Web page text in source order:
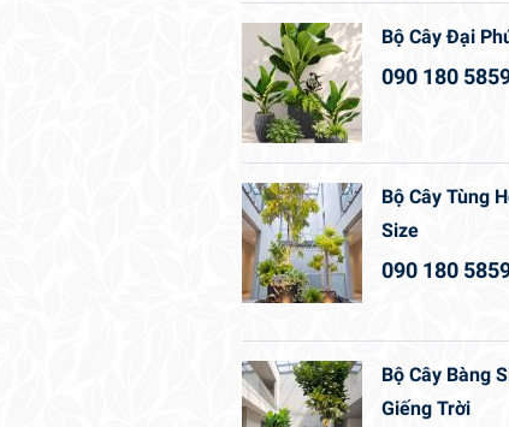
Bộ Cây Đại
090 180
Bộ Cây Tùng
Size
090 180
Bộ Cây Bàng
Giếng Trời